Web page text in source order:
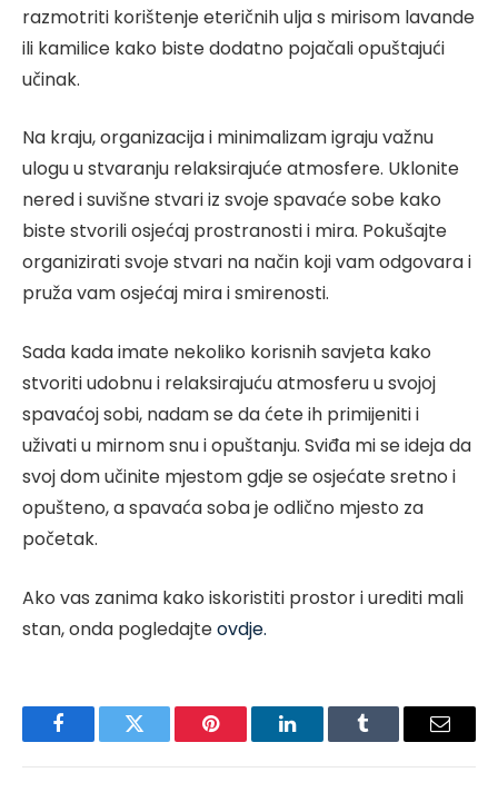
razmotriti korištenje eteričnih ulja s mirisom lavande
ili kamilice kako biste dodatno pojačali opuštajući
učinak.
Na kraju, organizacija i minimalizam igraju važnu
ulogu u stvaranju relaksirajuće atmosfere. Uklonite
nered i suvišne stvari iz svoje spavaće sobe kako
biste stvorili osjećaj prostranosti i mira. Pokušajte
organizirati svoje stvari na način koji vam odgovara i
pruža vam osjećaj mira i smirenosti.
Sada kada imate nekoliko korisnih savjeta kako
stvoriti udobnu i relaksirajuću atmosferu u svojoj
spavaćoj sobi, nadam se da ćete ih primijeniti i
uživati u mirnom snu i opuštanju. Sviđa mi se ideja da
svoj dom učinite mjestom gdje se osjećate sretno i
opušteno, a spavaća soba je odlično mjesto za
početak.
Ako vas zanima kako iskoristiti prostor i urediti mali
stan, onda pogledajteovdje.
FacebookTwitter Pinterest LinkedInTumblr Email